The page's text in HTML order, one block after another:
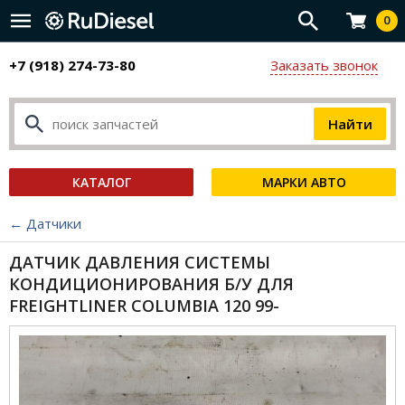
0
+7 (918) 274-73-80 Заказать звонок
КАТАЛОГ МАРКИ АВТО
← Датчики
ДАТЧИК ДАВЛЕНИЯ СИСТЕМЫ
КОНДИЦИОНИРОВАНИЯ Б/У ДЛЯ
FREIGHTLINER COLUMBIA 120 99-